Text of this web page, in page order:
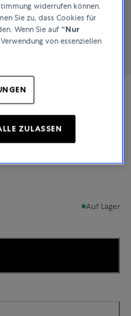
Auf Lager
widerrufen können.
Sie zu, dass Cookies für
Wenn Sie auf “Nur
von essenziellen
ZULASSEN